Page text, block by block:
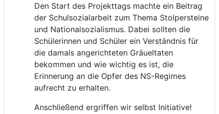
Den Start des Projekttags machte ein Beitrag
der Schulsozialarbeit zum Thema Stolpersteine
und Nationalsozialismus. Dabei sollten die
Schülerinnen und Schüler ein Verständnis für
die damals angerichteten Gräueltaten
bekommen und wie wichtig es ist, die
Erinnerung an die Opfer des NS-Regimes
aufrecht zu erhalten.
Anschließend ergriffen wir selbst Initiative!